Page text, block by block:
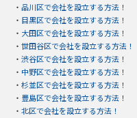
・ 品川区で会社を設立する方法！
・ 目黒区で会社を設立する方法！
・ 大田区で会社を設立する方法！
・ 世田谷区で会社を設立する方法！
・ 渋谷区で会社を設立する方法！
・ 中野区で会社を設立する方法！
・ 杉並区で会社を設立する方法！
・ 豊島区で会社を設立する方法！
・ 北区で会社を設立する方法！